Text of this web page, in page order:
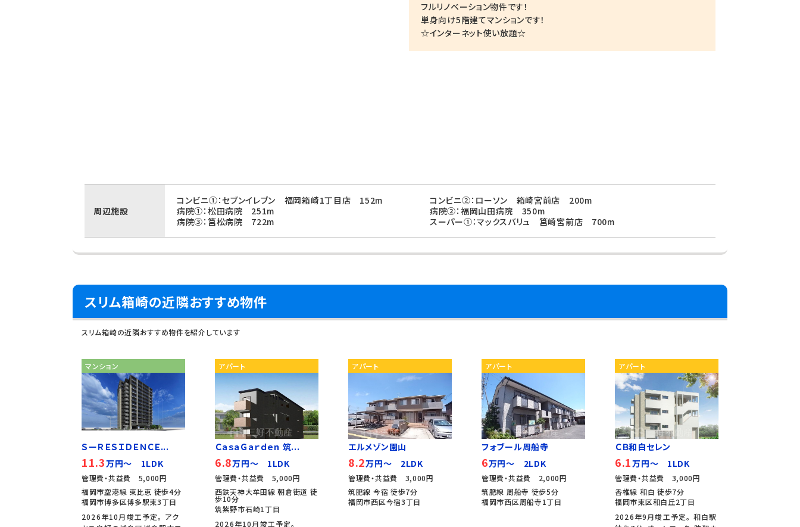
フルリノベーション物件です！
単身向け5階建てマンションです！
☆インターネット使い放題☆
周辺施設
コンビニ①：セブンイレブン 福岡箱崎1丁目店 152m
コンビニ②：ローソン 箱崎宮前店 200m
病院①：松田病院 251m
病院②：福岡山田病院 350m
病院③：筥松病院 722m
スーパー①：マックスバリュ 筥崎宮前店 700m
スリム箱崎の近隣おすすめ物件
スリム箱崎の近隣おすすめ物件を紹介しています
マンション
ＳーＲＥＳＩＤＥＮＣＥ...
11.3万円～ 1LDK
管理費・共益費 5,000円
福岡市空港線 東比恵 徒歩4分
福岡市博多区博多駅東3丁目
2026年10月竣工予定。 アク
アパート
ＣａｓａＧａｒｄｅｎ 筑...
6.8万円～ 1LDK
管理費・共益費 5,000円
西鉄天神大牟田線 朝倉街道 徒
歩10分
筑紫野市石崎1丁目
2026年10月竣工予定。
アパート
エルメゾン園山
8.2万円～ 2LDK
管理費・共益費 3,000円
筑肥線 今宿 徒歩7分
福岡市西区今宿3丁目
アパート
フォブール周船寺
6万円～ 2LDK
管理費・共益費 2,000円
筑肥線 周船寺 徒歩5分
福岡市西区周船寺1丁目
アパート
ＣＢ和白セレン
6.1万円～ 1LDK
管理費・共益費 3,000円
香椎線 和白 徒歩7分
福岡市東区和白丘2丁目
2026年9月竣工予定。 和白駅